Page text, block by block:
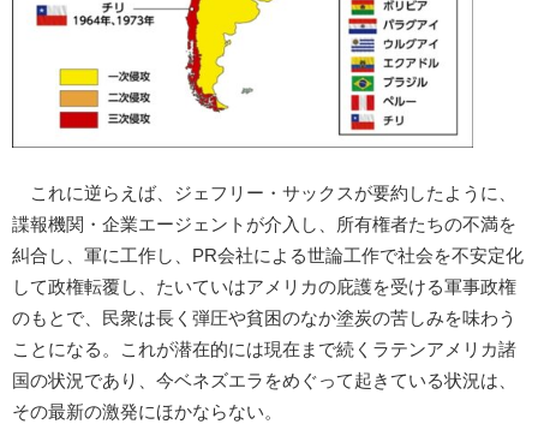
これに逆らえば、ジェフリー・サックスが要約したように、
諜報機関・企業エージェントが介入し、所有権者たちの不満を
糾合し、軍に工作し、PR会社による世論工作で社会を不安定化
して政権転覆し、たいていはアメリカの庇護を受ける軍事政権
のもとで、民衆は長く弾圧や貧困のなか塗炭の苦しみを味わう
ことになる。これが潜在的には現在まで続くラテンアメリカ諸
国の状況であり、今ベネズエラをめぐって起きている状況は、
その最新の激発にほかならない。